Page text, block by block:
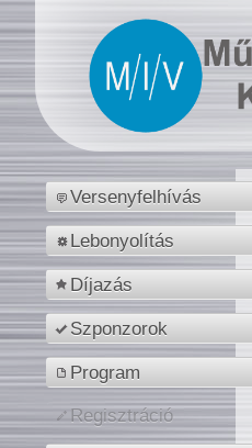
Versenyfelhívás
Lebonyolítás
Díjazás
Szponzorok
Program
Regisztráció